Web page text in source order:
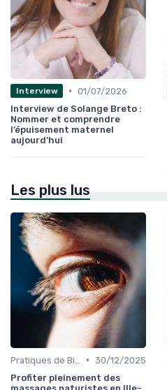
Interview • 01/07/2026
Interview de Solange Breto :
Nommer et comprendre
l’épuisement maternel
aujourd’hui
Les plus lus
• 30/12/2025
Profiter pleinement des